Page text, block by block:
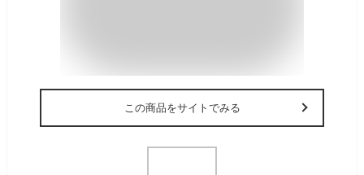
この商品をサイトでみる